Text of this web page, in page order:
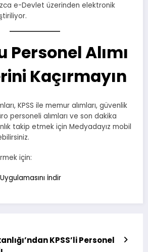
e-Devlet üzerinden elektronik
Personel Alımı
Kaçırmayın
KPSS ile memur alımları, güvenlik
personeli alımları ve son dakika
takip etmek için Medyadayız mobil
için:
İndir
KPSS’li Personel